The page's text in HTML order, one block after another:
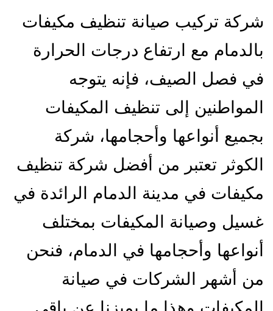
شركة تركيب صيانة تنظيف مكيفات
بالدمام مع ارتفاع درجات الحرارة
في فصل الصيف، فإنه يتوجه
المواطنين إلى تنظيف المكيفات
بجميع أنواعها وأحجامها، شركة
الكوثر تعتبر من أفضل شركة تنظيف
مكيفات في مدينة الدمام الرائدة في
غسيل وصيانة المكيفات بمختلف
أنواعها وأحجامها في الدمام، فنحن
من أشهر الشركات في صيانة